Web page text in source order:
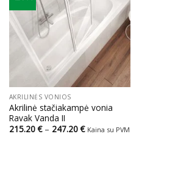
AKRILINĖS VONIOS
Akrilinė stačiakampė vonia
Ravak Vanda II
215.20€ – 247.20€Price
Kaina su PVM